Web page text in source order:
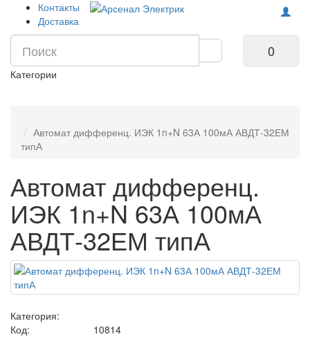
Контакты
Доставка
0
Категории
Автомат дифференц. ИЭК 1n+N 63А 100мА АВДТ-32ЕМ
типА
Автомат дифференц.
ИЭК 1n+N 63А 100мА
АВДТ-32ЕМ типА
Категория:
Код:
10814